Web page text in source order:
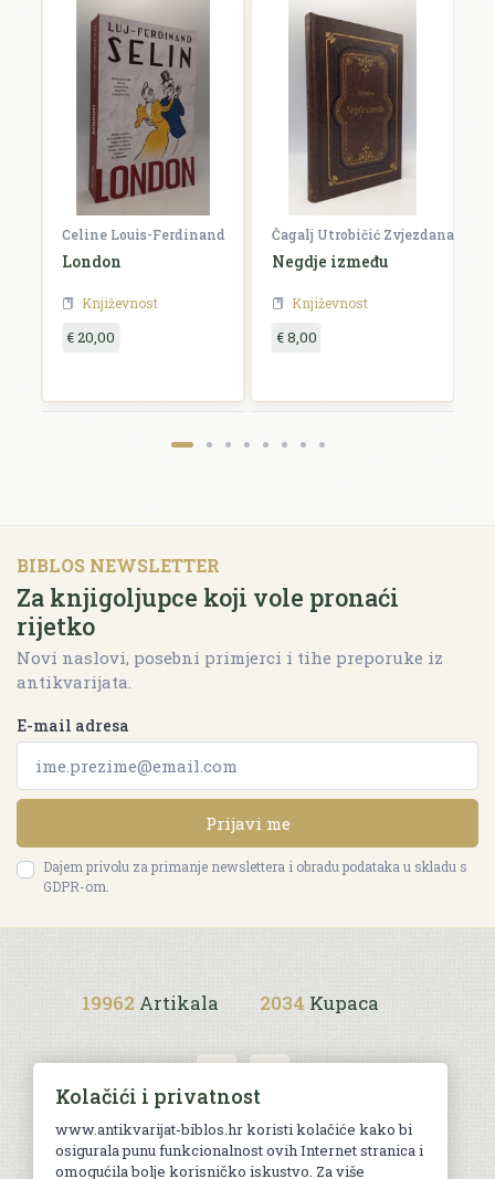
Celine Louis-Ferdinand
London
Književnost
€ 20,00
Čagalj Utrobičić Zvjezdana
Negdje između
Književnost
€ 8,00
BIBLOS NEWSLETTER
Za knjigoljupce koji vole pronaći
rijetko
Novi naslovi, posebni primjerci i tihe preporuke iz
antikvarijata.
E-mail adresa
Prijavi me
Dajem privolu za primanje newslettera i obradu podataka u skladu s
GDPR-om.
19962 Artikala 2034 Kupaca
Uvjeti kupnje
Kolačići i privatnost
www.antikvarijat-biblos.hr koristi kolačiće kako bi
osigurala punu funkcionalnost ovih Internet stranica i
omogućila bolje korisničko iskustvo. Za više